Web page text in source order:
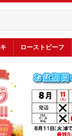
ローストビーフ